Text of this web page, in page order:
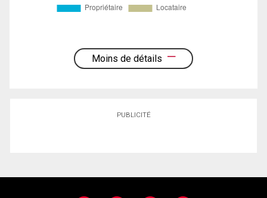
Moins de détails
PUBLICITÉ